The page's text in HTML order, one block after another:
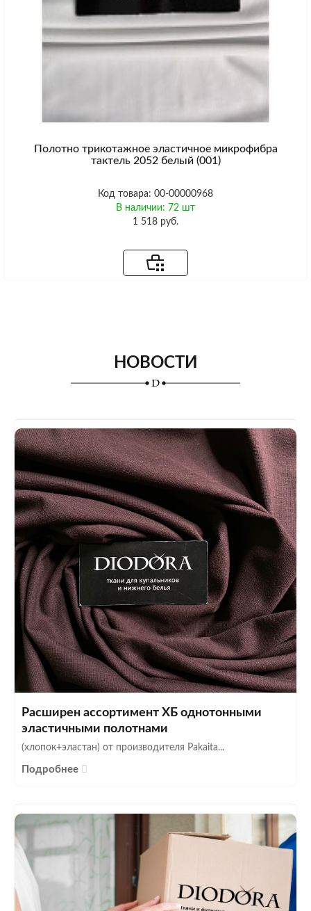
Полотно трикотажное эластичное микрофибра
тактель 2052 белый (001)
Код товара: 00-00000968
В наличии: 72 шт
1 518 руб.
НОВОСТИ
Расширен ассортимент ХБ однотонными
эластичными полотнами
(хлопок+эластан) от производителя Pakaita...
Подробнее